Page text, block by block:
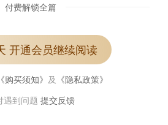
付费解锁全篇
开通会员继续阅读
《购买须知》 及 《隐私政策》
遇到问题 提交反馈